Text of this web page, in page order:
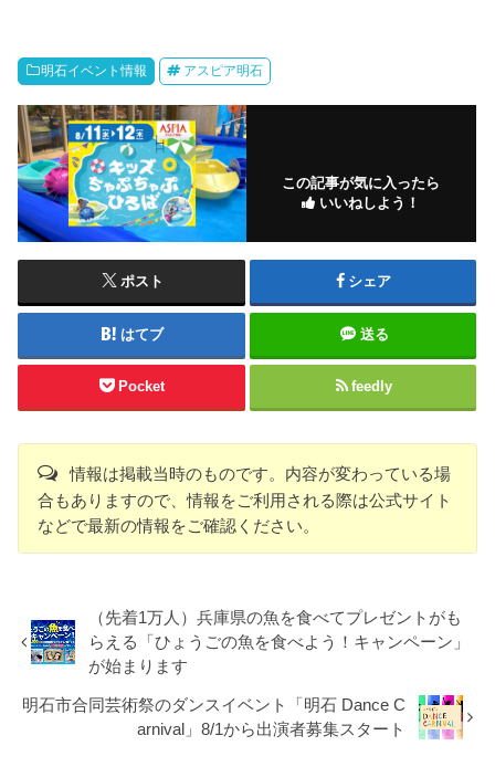
明石イベント情報 アスピア明石
この記事が気に入ったら
いいねしよう！
ポスト シェア
はてブ 送る
Pocket feedly
情報は掲載当時のものです。内容が変わっている場
合もありますので、情報をご利用される際は公式サイト
などで最新の情報をご確認ください。
（先着1万人）兵庫県の魚を食べてプレゼントがも
らえる「ひょうごの魚を食べよう！キャンペーン」
が始まります
明石市合同芸術祭のダンスイベント「明石 Dance C
arnival」8/1から出演者募集スタート